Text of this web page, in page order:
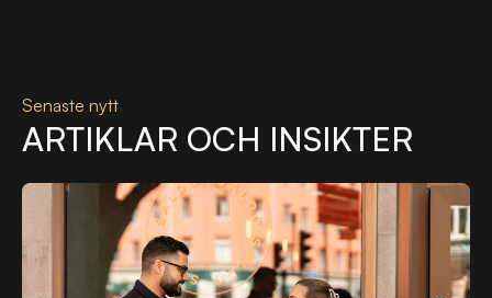
Senaste nytt
ARTIKLAR OCH INSIKTER